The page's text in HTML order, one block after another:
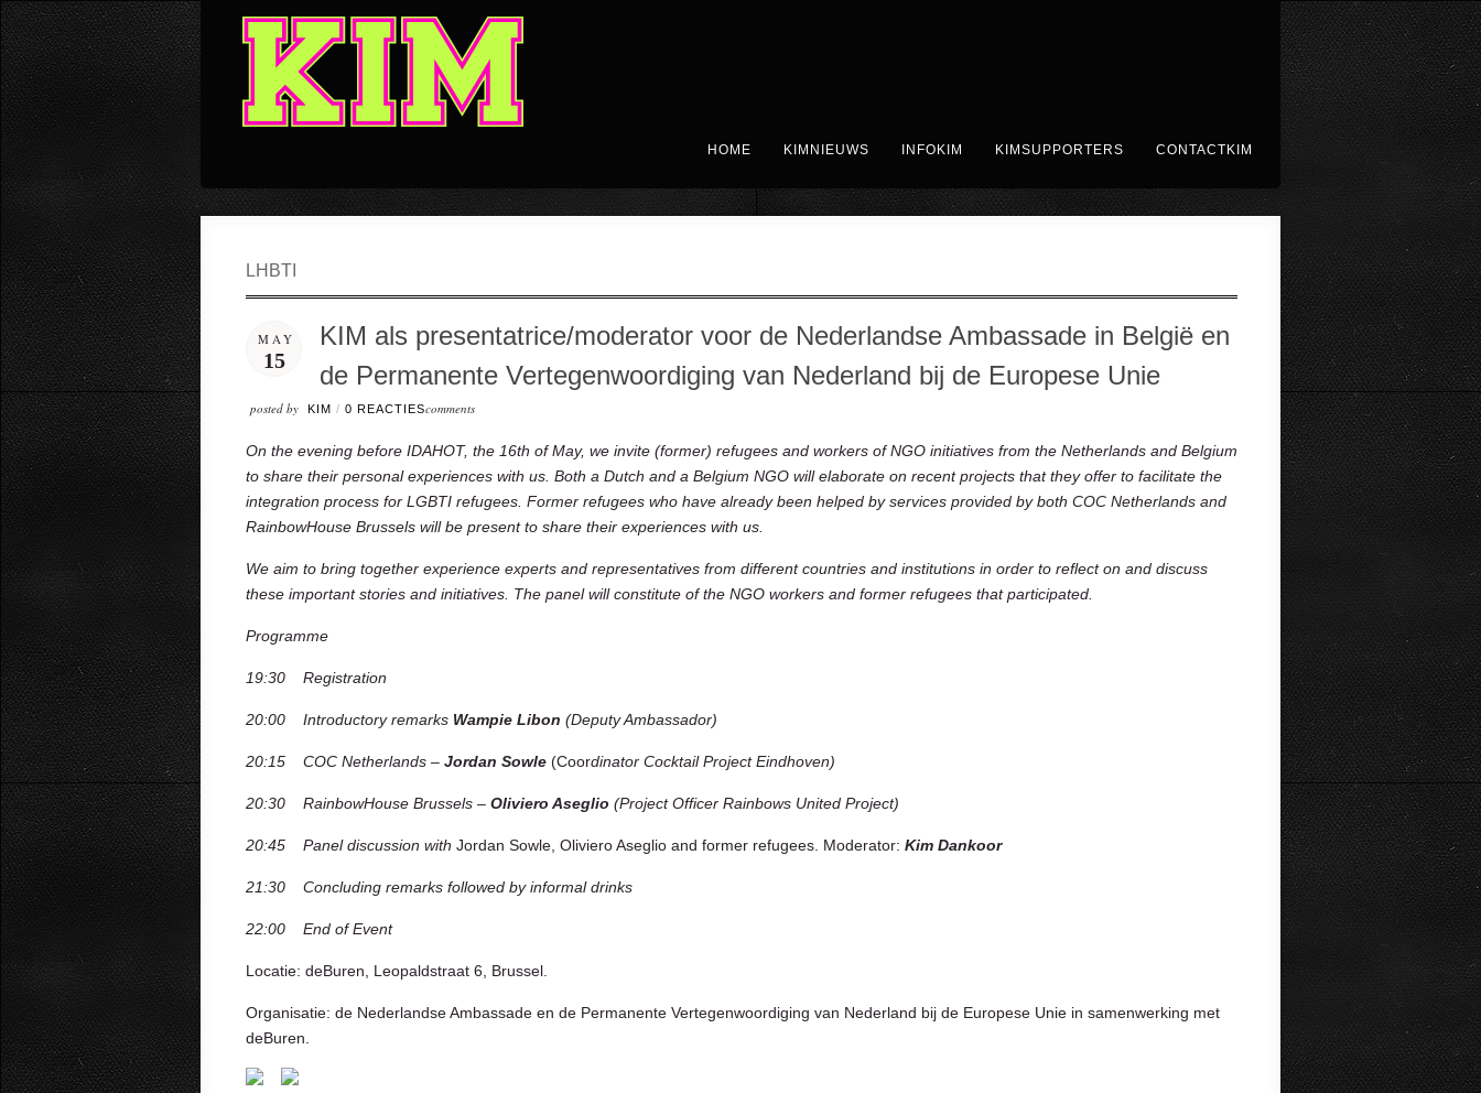
HOME KIMNIEUWS INFOKIM KIMSUPPORTERS CONTACTKIM
LHBTI
MAY
15
KIM als presentatrice/moderator voor de Nederlandse Ambassade in België en
de Permanente Vertegenwoordiging van Nederland bij de Europese Unie
posted by KIM / 0 REACTIEScomments
On the evening before IDAHOT, the 16th of May, we invite (former) refugees and workers of NGO initiatives from the Netherlands and Belgium
to share their personal experiences with us. Both a Dutch and a Belgium NGO will elaborate on recent projects that they offer to facilitate the
integration process for LGBTI refugees. Former refugees who have already been helped by services provided by both COC Netherlands and
RainbowHouse Brussels will be present to share their experiences with us.
We aim to bring together experience experts and representatives from different countries and institutions in order to reflect on and discuss
these important stories and initiatives. The panel will constitute of the NGO workers and former refugees that participated.
Programme
19:30 Registration
20:00 Introductory remarks Wampie Libon (Deputy Ambassador)
20:15 COC Netherlands – Jordan Sowle (Coordinator Cocktail Project Eindhoven)
20:30 RainbowHouse Brussels – Oliviero Aseglio (Project Officer Rainbows United Project)
20:45 Panel discussion with Jordan Sowle, Oliviero Aseglio and former refugees. Moderator: Kim Dankoor
21:30 Concluding remarks followed by informal drinks
22:00 End of Event
Locatie: deBuren, Leopaldstraat 6, Brussel.
Organisatie: de Nederlandse Ambassade en de Permanente Vertegenwoordiging van Nederland bij de Europese Unie in samenwerking met
deBuren.